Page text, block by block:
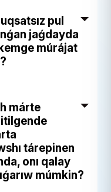
pul
jaǵdayda
múrájat
márte
tárepinen
onı qalay
múmkin?